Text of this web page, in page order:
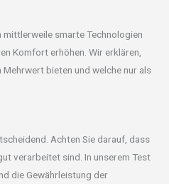
smarte Technologien
Komfort erhöhen. Wir erklären,
bieten und welche nur als
Achten Sie darauf, dass
verarbeitet sind. In unserem Test
die Gewährleistung der